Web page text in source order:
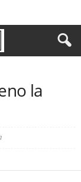
la